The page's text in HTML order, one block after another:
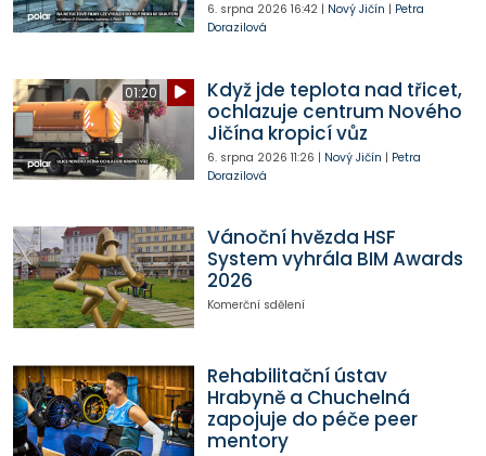
6. srpna 2026 16:42| Nový Jičín | Petra
Dorazilová
01:20
Když jde teplota nad třicet,
ochlazuje centrum Nového
Jičína kropicí vůz
6. srpna 2026 11:26 | Nový Jičín | Petra
Dorazilová
Vánoční hvězda HSF
System vyhrála BIM Awards
2026
Komerční sdělení
Rehabilitační ústav
Hrabyně a Chuchelná
zapojuje do péče peer
mentory